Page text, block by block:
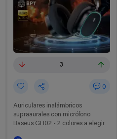
3
0
Auriculares inalámbricos
supraaurales con micrófono
Baseus GH02 - 2 colores a elegir